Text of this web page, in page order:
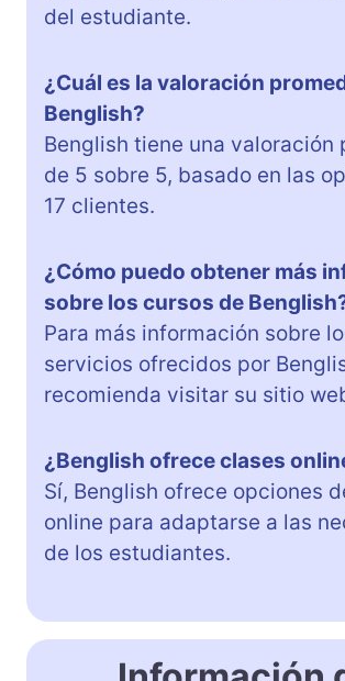
del estudiante.
¿Cuál es la valoración
Benglish?
Benglish tiene una valoración
de 5 sobre 5, basado en las
17 clientes.
¿Cómo puedo obtener más
sobre los cursos de
Para más información sobre
servicios ofrecidos por
recomienda visitar su sitio
¿Benglish ofrece clases
Sí, Benglish ofrece opciones
online para adaptarse a las
de los estudiantes.